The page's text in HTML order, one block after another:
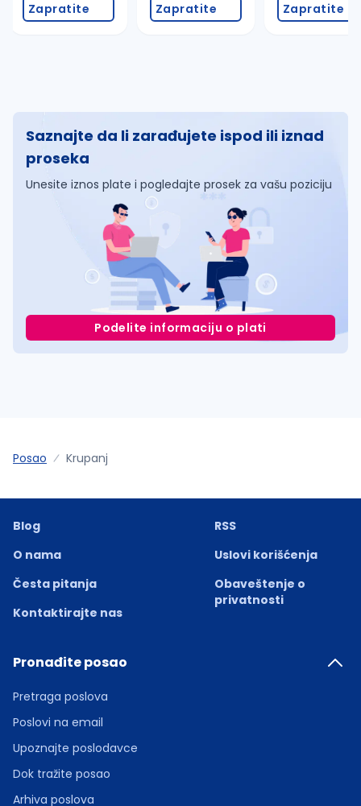
Zapratite Zapratite Zapratite
Saznajte da li zarađujete ispod ili iznad
proseka
Unesite iznos plate i pogledajte prosek za vašu poziciju
Podelite informaciju o plati
Posao Krupanj
Blog
O nama
Česta pitanja
Kontaktirajte nas
RSS
Uslovi korišćenja
Obaveštenje o
privatnosti
Pronađite posao
Pretraga poslova
Poslovi na email
Upoznajte poslodavce
Dok tražite posao
Arhiva poslova